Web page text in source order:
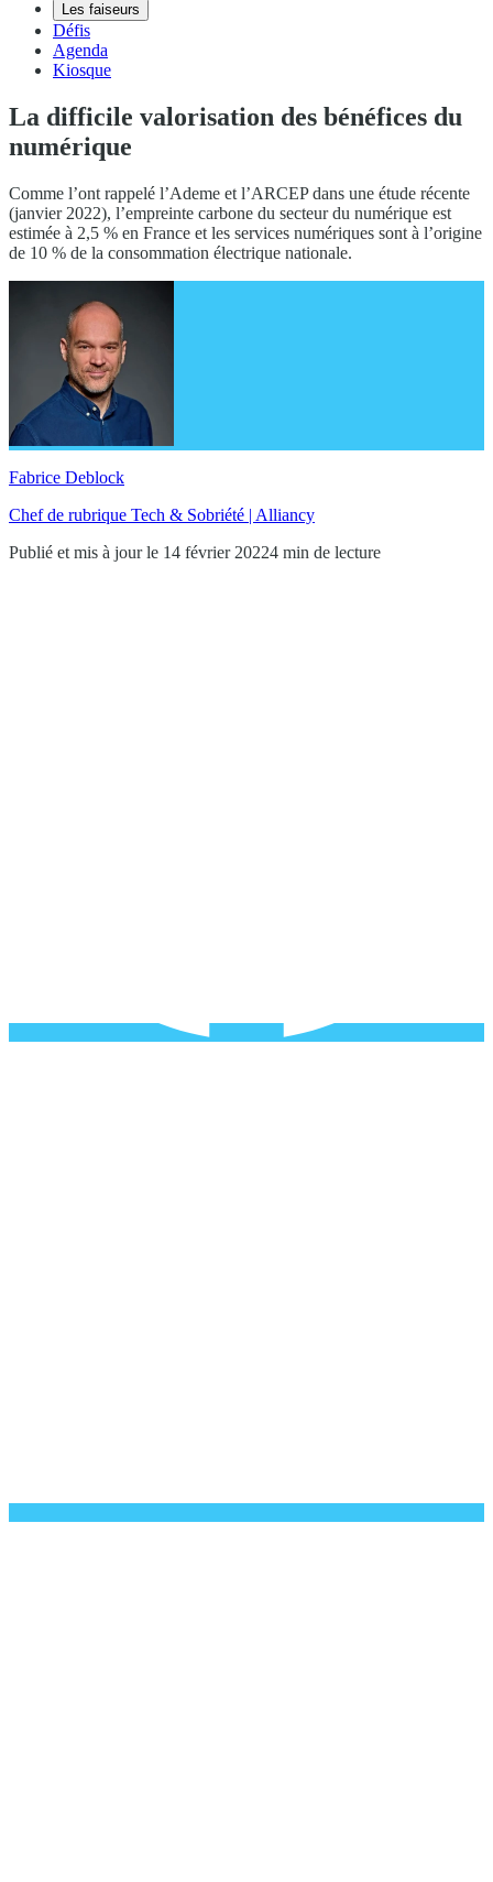
Les faiseurs
Défis
Agenda
Kiosque
La difficile valorisation des bénéfices du
numérique
Comme l’ont rappelé l’Ademe et l’ARCEP dans une étude récente
(janvier 2022), l’empreinte carbone du secteur du numérique est
estimée à 2,5 % en France et les services numériques sont à l’origine
de 10 % de la consommation électrique nationale.
Fabrice Deblock
Chef de rubrique Tech & Sobriété | Alliancy
Publié et mis à jour le 14 février 20224 min de lecture